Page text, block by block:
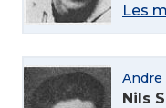
Les
Andre
Nils